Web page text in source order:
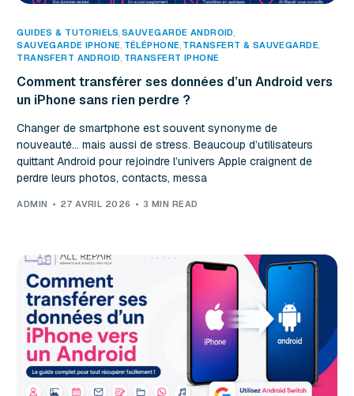
GUIDES & TUTORIELS,SAUVEGARDE ANDROID
SAUVEGARDE IPHONE, TÉLÉPHONE, TRANSFERT & SAUVEGARDE
TRANSFERT ANDROID, TRANSFERT IPHONE
Comment transférer ses données d’un Android vers
un iPhone sans rien perdre ?
Changer de smartphone est souvent synonyme de
nouveauté… mais aussi de stress. Beaucoup d’utilisateurs
quittant Android pour rejoindre l’univers Apple craignent de
perdre leurs photos, contacts, messa
ADMIN 27 AVRIL 2026 3 MIN READ